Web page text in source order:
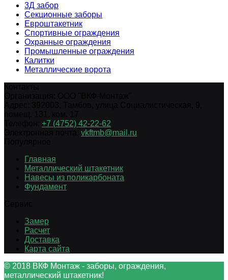
3Д забор
Секционные заборы
Евроштакетник
Спортивные ограждения
Охранные ограждения
Промышленные ограждения
Калитки
Металлические ворота
+7 (4752) 42-22-62
vkftmb@mail.ru
Главная
Металлический штакетник
Навесы из поликарбоната
Фундамент
Замер
Расчет
Доставка
Карта сайта
© 2018 ВКФ Монтаж - заборы, ограждения,
металлический штакетник!